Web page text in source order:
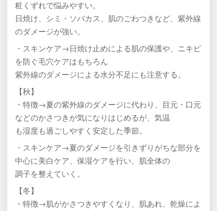
粧くずれで悩みやすい。
日焼け、シミ・ソバカス、肌のごわつきなど、紫外線
のダメージが強い。
・スキンケア→日焼け止めによる肌の保護や、ニキビ
を防ぐ毛穴ケアはもちろん
紫外線のダメージによる水分不足にも注意する。
【秋】
・特徴→夏の紫外線のダメージに代わり、目元・口元
などのかさつきが気になりはじめるが、気温
も湿度も過ごしやすく安定した季節。
・スキンケア→夏のダメージを引きずりがちな部分を
中心に美白ケア、保湿ケアを行い、肌全体の
調子を整えていく。
【冬】
・特徴→肌がかさつきやすくなり、肌あれ、乾燥によ